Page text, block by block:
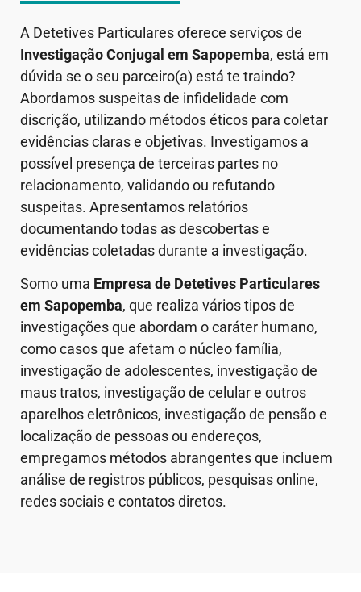
A Detetives Particulares oferece serviços de
Investigação Conjugal em Sapopemba, está em
dúvida se o seu parceiro(a) está te traindo?
Abordamos suspeitas de infidelidade com
discrição, utilizando métodos éticos para coletar
evidências claras e objetivas. Investigamos a
possível presença de terceiras partes no
relacionamento, validando ou refutando
suspeitas. Apresentamos relatórios
documentando todas as descobertas e
evidências coletadas durante a investigação.
Somo uma Empresa de Detetives Particulares
em Sapopemba, que realiza vários tipos de
investigações que abordam o caráter humano,
como casos que afetam o núcleo família,
investigação de adolescentes, investigação de
maus tratos, investigação de celular e outros
aparelhos eletrônicos, investigação de pensão e
localização de pessoas ou endereços,
empregamos métodos abrangentes que incluem
análise de registros públicos, pesquisas online,
redes sociais e contatos diretos.